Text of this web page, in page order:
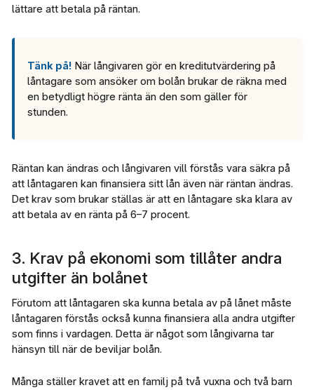
lättare att betala på räntan.
Tänk på! När långivaren gör en kreditutvärdering på
låntagare som ansöker om bolån brukar de räkna med
en betydligt högre ränta än den som gäller för
stunden.
Räntan kan ändras och långivaren vill förstås vara säkra på
att låntagaren kan finansiera sitt lån även när räntan ändras.
Det krav som brukar ställas är att en låntagare ska klara av
att betala av en ränta på 6–7 procent.
3. Krav på ekonomi som tillåter andra
utgifter än bolånet
Förutom att låntagaren ska kunna betala av på lånet måste
låntagaren förstås också kunna finansiera alla andra utgifter
som finns i vardagen. Detta är något som långivarna tar
hänsyn till när de beviljar bolån.
Många ställer kravet att en familj på två vuxna och två barn